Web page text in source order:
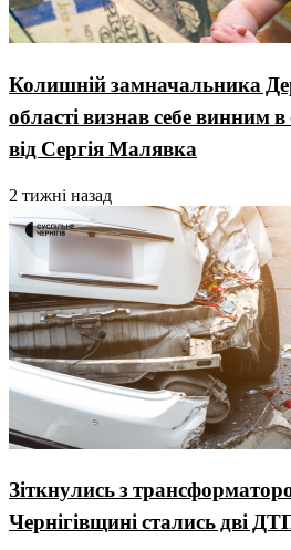
Колишній замначальника
області визнав себе винним
від Сергія Малявка
2 тижні назад
Зіткнулись з
Чернігівщині стались дві